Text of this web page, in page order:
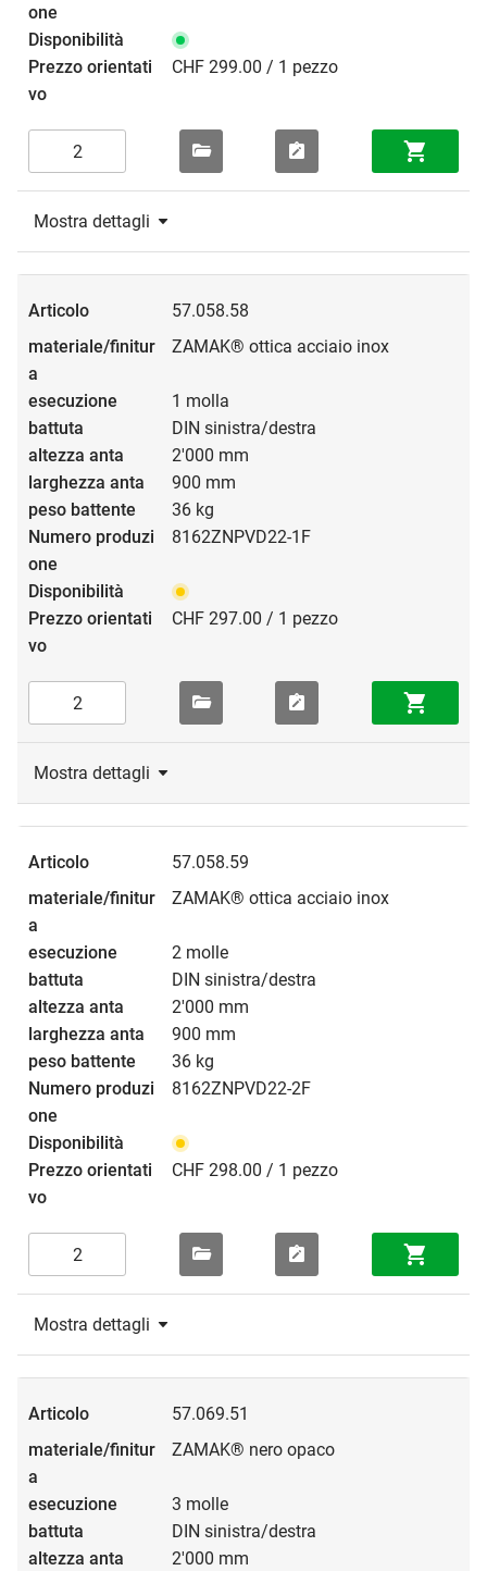
CHF 299.00 / 1 pezzo
Mostra dettagli
57.058.58
ZAMAK® ottica acciaio inox
1 molla
DIN sinistra/destra
2'000 mm
900 mm
36 kg
8162ZNPVD22-1F
CHF 297.00 / 1 pezzo
Mostra dettagli
57.058.59
ZAMAK® ottica acciaio inox
2 molle
DIN sinistra/destra
2'000 mm
900 mm
36 kg
8162ZNPVD22-2F
CHF 298.00 / 1 pezzo
Mostra dettagli
57.069.51
ZAMAK® nero opaco
3 molle
DIN sinistra/destra
2'000 mm